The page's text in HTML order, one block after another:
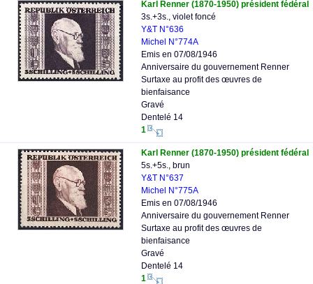
Karl Renner (1870-1950) président fédéral
3s.+3s., violet foncé
Y&T N°636
Michel N°774A
Emis en 07/08/1946
Anniversaire du gouvernement Renner
Surtaxe au profit des œuvres de
bienfaisance
Gravé
Dentelé 14
1
Karl Renner (1870-1950) président fédéral
5s.+5s., brun
Y&T N°637
Michel N°775A
Emis en 07/08/1946
Anniversaire du gouvernement Renner
Surtaxe au profit des œuvres de
bienfaisance
Gravé
Dentelé 14
1